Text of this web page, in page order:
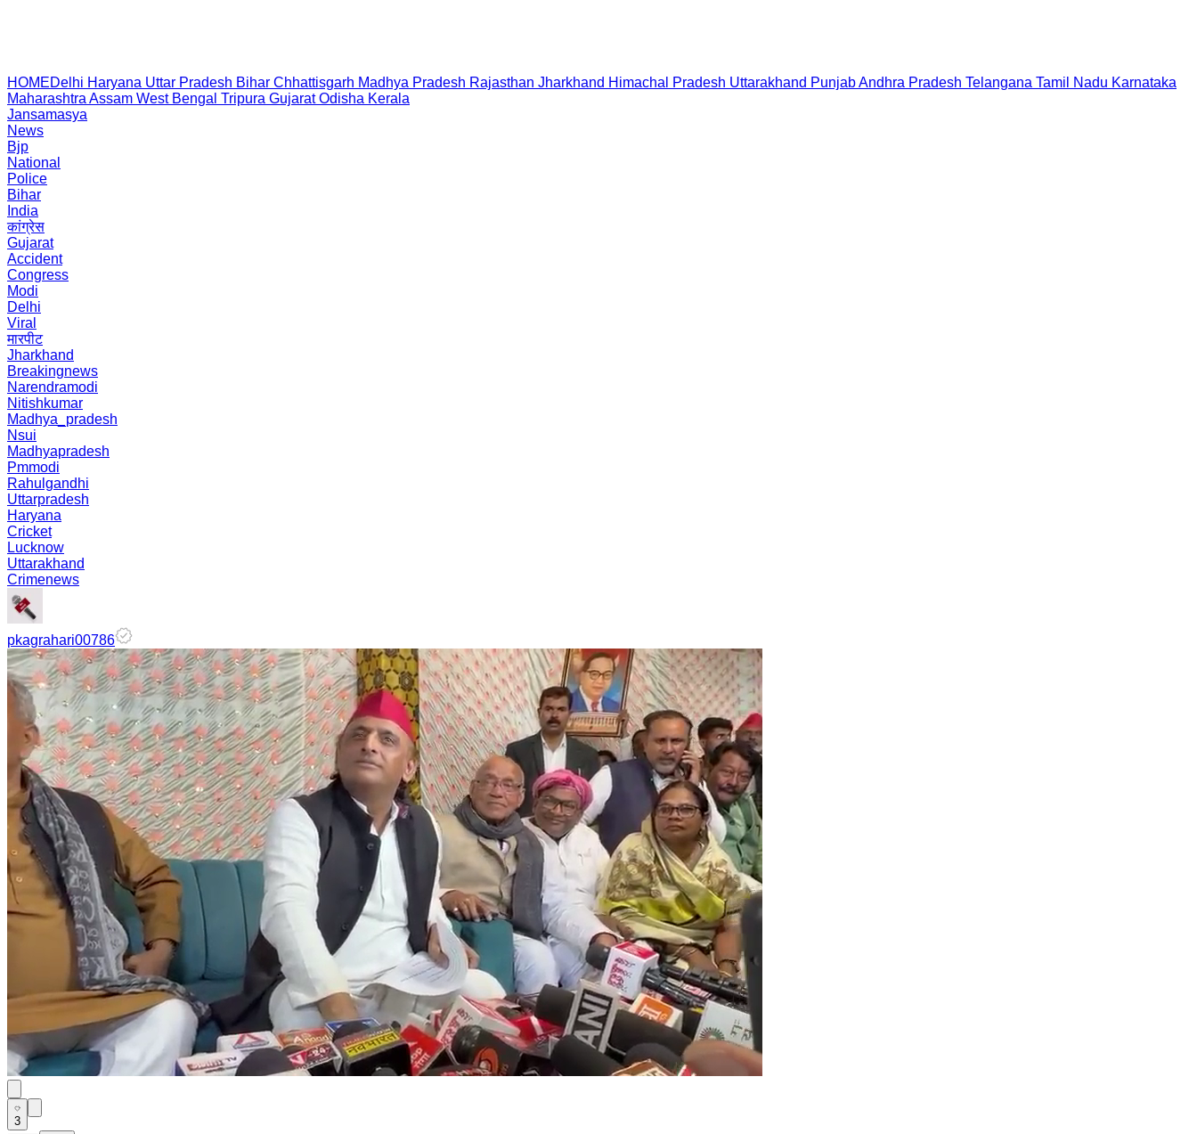
HOMEDelhi Haryana Uttar Pradesh Bihar Chhattisgarh Madhya Pradesh Rajasthan Jharkhand Himachal Pradesh Uttarakhand PunjabAndhra Pradesh Telangana Tamil Nadu Karnataka
Maharashtra Assam West Bengal Tripura Gujarat Odisha Kerala
Jansamasya
News
Bjp
National
Police
Bihar
India
कांग्रेस
Gujarat
Accident
Congress
Modi
Delhi
Viral
मारपीट
Jharkhand
Breakingnews
Narendramodi
Nitishkumar
Madhya_pradesh
Nsui
Madhyapradesh
Pmmodi
Rahulgandhi
Uttarpradesh
Haryana
Cricket
Lucknow
Uttarakhand
Crimenews
pkagrahari00786
3